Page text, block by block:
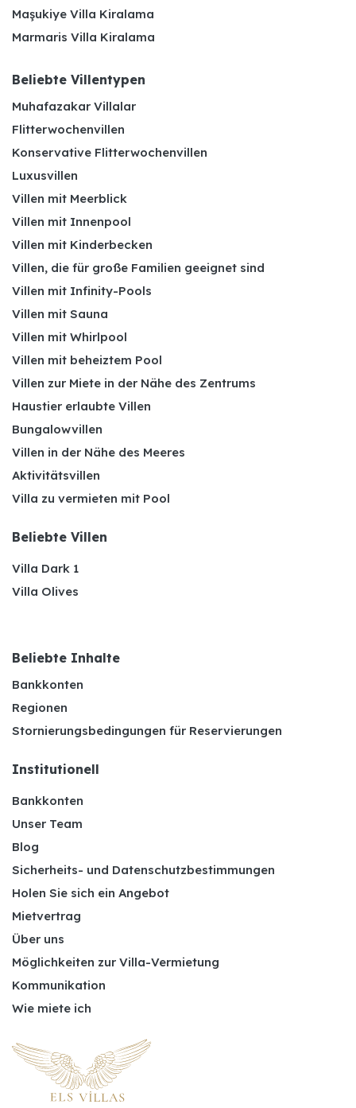
Maşukiye Villa Kiralama
Marmaris Villa Kiralama
Beliebte Villentypen
Muhafazakar Villalar
Flitterwochenvillen
Konservative Flitterwochenvillen
Luxusvillen
Villen mit Meerblick
Villen mit Innenpool
Villen mit Kinderbecken
Villen, die für große Familien geeignet sind
Villen mit Infinity-Pools
Villen mit Sauna
Villen mit Whirlpool
Villen mit beheiztem Pool
Villen zur Miete in der Nähe des Zentrums
Haustier erlaubte Villen
Bungalowvillen
Villen in der Nähe des Meeres
Aktivitätsvillen
Villa zu vermieten mit Pool
Beliebte Villen
Villa Dark 1
Villa Olives
Beliebte Inhalte
Bankkonten
Regionen
Stornierungsbedingungen für Reservierungen
Institutionell
Bankkonten
Unser Team
Blog
Sicherheits- und Datenschutzbestimmungen
Holen Sie sich ein Angebot
Mietvertrag
Über uns
Möglichkeiten zur Villa-Vermietung
Kommunikation
Wie miete ich